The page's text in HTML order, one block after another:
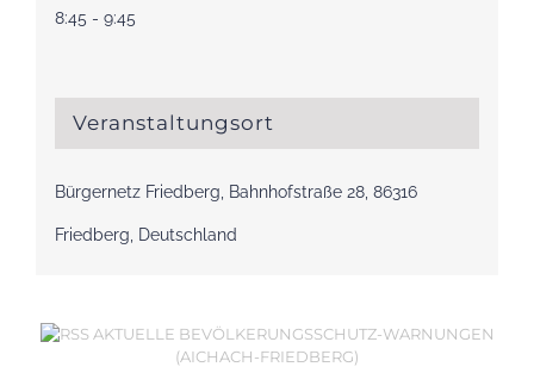
8:45 - 9:45
Veranstaltungsort
Bürgernetz Friedberg, Bahnhofstraße 28, 86316
Friedberg, Deutschland
AKTUELLE BEVÖLKERUNGSSCHUTZ-WARNUNGEN
(AICHACH-FRIEDBERG)